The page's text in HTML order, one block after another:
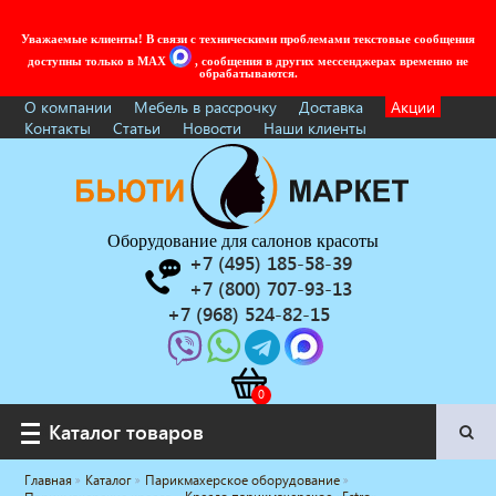
Уважаемые клиенты! В связи с техническими проблемами текстовые сообщения
доступны только в MAX
, сообщения в других мессенджерах временно не
обрабатываются.
О компании Мебель в рассрочку Доставка
Акции
Контакты
Статьи Новости Наши клиенты
Оборудование для салонов красоты
+7 (495) 185-58-39
+7 (800) 707-93-13
+7 (968) 524-82-15
Каталог товаров
Каталог товаров
Главная Каталог
Парикмахерское оборудование